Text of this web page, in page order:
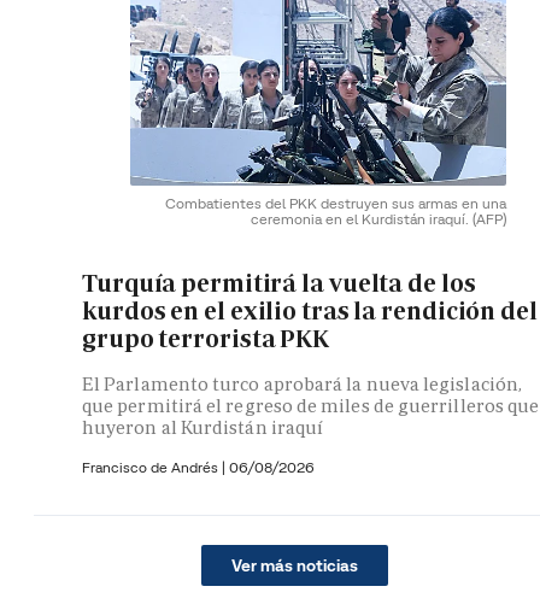
Combatientes del PKK destruyen sus armas en una
ceremonia en el Kurdistán iraquí. (AFP)
Turquía permitirá la vuelta de los
kurdos en el exilio tras la rendición del
grupo terrorista PKK
El Parlamento turco aprobará la nueva legislación,
que permitirá el regreso de miles de guerrilleros que
huyeron al Kurdistán iraquí
Francisco de Andrés | 06/08/2026
Ver más noticias